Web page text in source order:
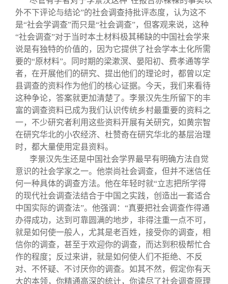
外不下评论与结论”的社会调查持批评态度，认为这不
是“社会学调查”而只是“社会调查”，但客观来说，这种
“社会调查”对于当时本土材料极其稀缺的中国社会学来
说是有独特的价值的，因为它提供了社会学本土化所需
要的“原材料”。同时期的梁漱溟、晏阳初、费孝通等学
者，在开展他们的研究、提出他们的理论时，都曾以定
县调查的资料作为他们的核心证据。今天，我们来看待
这种争论，答案就更加清楚了。李景汉先生所留下的丰
富的调查资料已成为我们认识传统乡村最重要的资料之
一，不少研究者利用这些资料开展有关研究，如黄宗智
在研究华北的小农经济、杜赞奇在研究华北的基层治理
时，都大量使用定县资料。
李景汉先生还是中国社会学界最早有明确方法自觉
意识的社会学家之一。他崇尚社会调查，但并不迷信任
何一种具体的调查方法。他在年轻时就“立志把所学得
的现代社会调查法结合于中国之实践，创造出一套适合
中国实际的调查法”。他强调：“真要把社会调查作得通
办得成功，达到可靠圆满的地步，非得注重一点不可，
就是如何使一般人，尤其是老百姓，接受你的调查，相
信你的调查，甚至于欢迎你的调查，而达到积极帮忙合
作的程度；反过来讲，就是如何使人们不拒绝、不反
对、不怀疑、不讨厌你的调查。如其不然，假定你有天
大的本领，你精通高深的统计，你读尽了社会调查原理